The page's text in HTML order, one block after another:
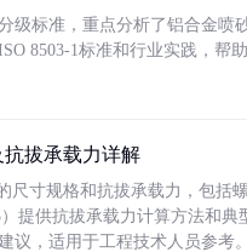
级标准，重点分析了铝合金喷
8503-1标准和行业实践，帮
拔承载力详解
尺寸规格和抗拔承载力，包括
提供抗拔承载力计算方法和
议，适用于工程技术人员参考。